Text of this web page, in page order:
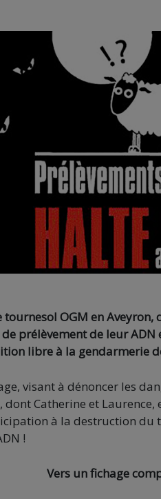
tournesol OGM en
prélèvement de leur
libre à la gendarmerie
visant à dénoncer les
dont Catherine et
à la destruction du
!
Vers un fichage